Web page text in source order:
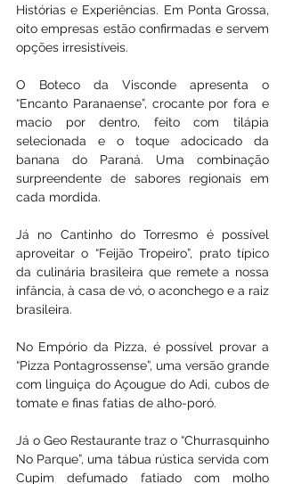
Histórias e Experiências. Em Ponta Grossa,
oito empresas estão confirmadas e servem
opções irresistíveis.
O Boteco da Visconde apresenta o
“Encanto Paranaense”, crocante por fora e
macio por dentro, feito com tilápia
selecionada e o toque adocicado da
banana do Paraná. Uma combinação
surpreendente de sabores regionais em
cada mordida.
Já no Cantinho do Torresmo é possível
aproveitar o “Feijão Tropeiro”, prato típico
da culinária brasileira que remete a nossa
infância, à casa de vó, o aconchego e a raiz
brasileira.
No Empório da Pizza, é possível provar a
“Pizza Pontagrossense”, uma versão grande
com linguiça do Açougue do Adi, cubos de
tomate e finas fatias de alho-poró.
Já o Geo Restaurante traz o “Churrasquinho
No Parque”, uma tábua rústica servida com
Cupim defumado fatiado com molho